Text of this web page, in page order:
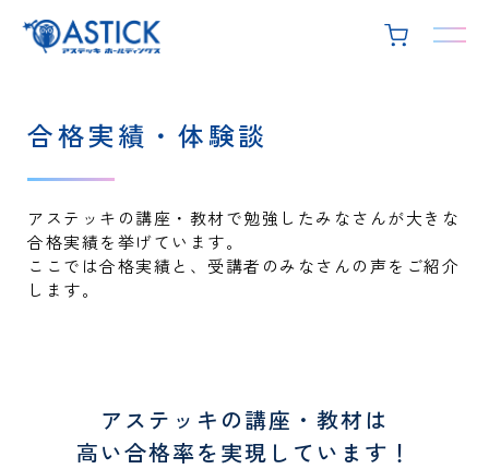
合格実績・体験談
アステッキの講座・教材で勉強したみなさんが大きな
合格実績を挙げています。
ここでは合格実績と、受講者のみなさんの声をご紹介
します。
アステッキの講座・教材は
高い合格率を実現しています！